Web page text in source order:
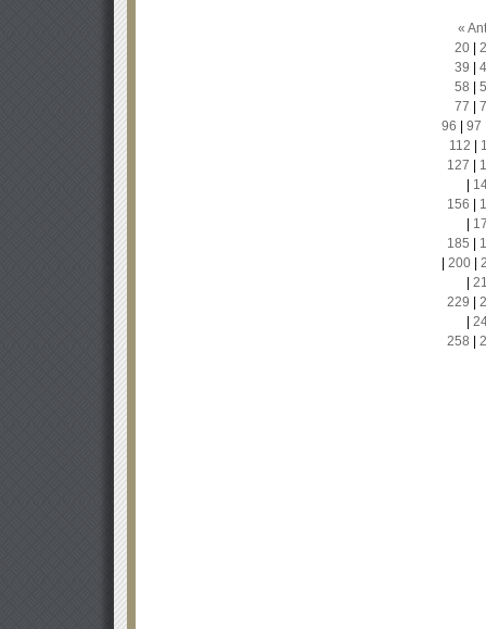
«
20|
39
58
77
96
97
112
127
156
185
200|
229
258